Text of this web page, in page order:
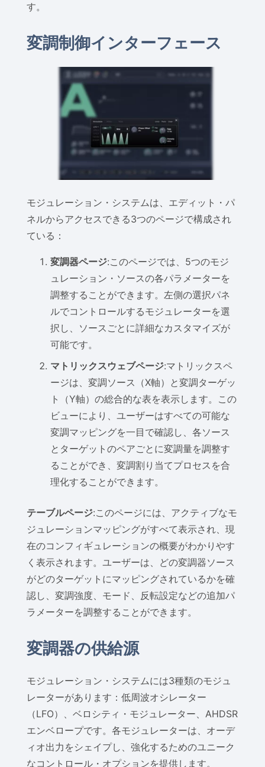
す。
変調制御インターフェース
モジュレーション・システムは、エディット・パ
ネルからアクセスできる3つのページで構成され
ている：
変調器ページ:このページでは、5つのモジ
ュレーション・ソースの各パラメーターを
調整することができます。左側の選択パネ
ルでコントロールするモジュレーターを選
択し、ソースごとに詳細なカスタマイズが
可能です。
マトリックスウェブページ:マトリックスペ
ージは、変調ソース（X軸）と変調ターゲッ
ト（Y軸）の総合的な表を表示します。この
ビューにより、ユーザーはすべての可能な
変調マッピングを一目で確認し、各ソース
とターゲットのペアごとに変調量を調整す
ることができ、変調割り当てプロセスを合
理化することができます。
テーブルページ:このページには、アクティブなモ
ジュレーションマッピングがすべて表示され、現
在のコンフィギュレーションの概要がわかりやす
く表示されます。ユーザーは、どの変調器ソース
がどのターゲットにマッピングされているかを確
認し、変調強度、モード、反転設定などの追加パ
ラメーターを調整することができます。
変調器の供給源
モジュレーション・システムには3種類のモジュ
レーターがあります：低周波オシレーター
（LFO）、ベロシティ・モジュレーター、AHDSR
エンベロープです。各モジュレーターは、オーデ
ィオ出力をシェイプし、強化するためのユニーク
なコントロール・オプションを提供します。